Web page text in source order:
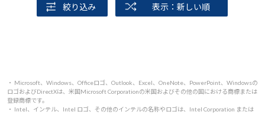
絞り込み 表示：新しい順
・ Microsoft、Windows、Officeロゴ、Outlook、Excel、OneNote、PowerPoint、Windowsの
ロゴおよびDirectXは、米国Microsoft Corporationの米国およびその他の国における商標または
登録商標です。
・ Intel、インテル、Intel ロゴ、その他のインテルの名称やロゴは、Intel Corporation または